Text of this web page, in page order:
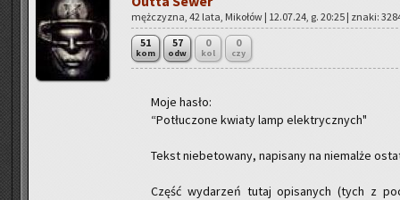
męż­czy­zna, 42 lata, Mi­ko­łów | 12.07.24, g. 20:25 | znaki:
51
kom
57
odw
0
kol
0
czy
Moje hasło:
“Po­tłu­czo­ne kwia­ty lamp elek­trycz­nych"
Tekst nie­be­to­wa­ny, na­pi­sa­ny na nie­mal­że
Część wy­da­rzeń tutaj opi­sa­nych (tych z